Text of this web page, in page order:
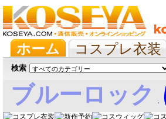
ホーム コスプレ衣装
抱き枕/布団/シーツ
検索
ブルーロック ,